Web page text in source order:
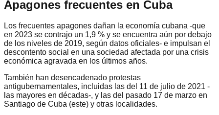
Apagones frecuentes en Cuba
Los frecuentes apagones dañan la economía cubana -que
en 2023 se contrajo un 1,9 % y se encuentra aún por debajo
de los niveles de 2019, según datos oficiales- e impulsan el
descontento social en una sociedad afectada por una crisis
económica agravada en los últimos años.
También han desencadenado protestas
antigubernamentales, incluidas las del 11 de julio de 2021 -
las mayores en décadas-, y las del pasado 17 de marzo en
Santiago de Cuba (este) y otras localidades.